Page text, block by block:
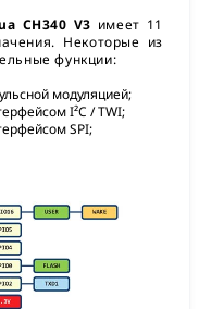
CH340 V3 имеет 11
Некоторые из
функции:
модуляцией;
I²C / TWI;
SPI;